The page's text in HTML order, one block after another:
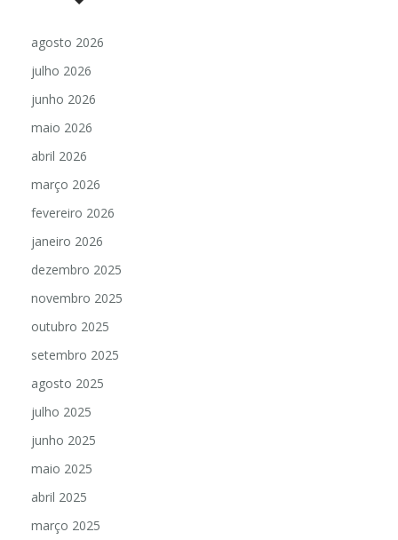
agosto 2026
julho 2026
junho 2026
maio 2026
abril 2026
março 2026
fevereiro 2026
janeiro 2026
dezembro 2025
novembro 2025
outubro 2025
setembro 2025
agosto 2025
julho 2025
junho 2025
maio 2025
abril 2025
março 2025